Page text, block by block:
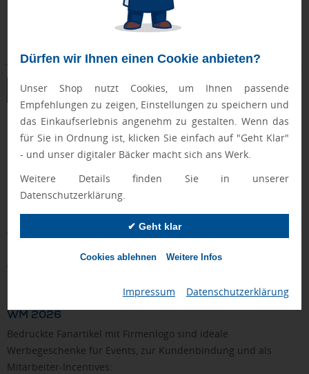
Dürfen wir Ihnen einen Cookie anbieten?
Unser Shop nutzt Cookies, um Ihnen passende
Empfehlungen zu zeigen, Einstellungen zu speichern und
das Einkaufserlebnis angenehm zu gestalten. Wenn das
für Sie in Ordnung ist, klicken Sie einfach auf "Geht Klar"
- und unser digitaler Bäcker macht sich ans Werk.
Weitere Details finden Sie in unserer
Datenschutzerklärung.
✔ Geht klar
Cookies ablehnen Weitere Infos
Impressum Datenschutzerklärung
1 3 4
Ob Public Viewing, Firmenevent oder Fanclub: Mit individuell
unvergessliches WM-Erlebnis. Von Fanzone übers Match bis
hin zur Feier – setzen Sie auf hochwertige Fan-Werbeartikel, die
Teamgeist, stärken Sie Ihre Marke und begeistern Sie Ihre
Kunden mit personalisierten Fanartikeln zur Fußball-
Fan-Werbeartikel – die perfekten Geschenke für die
WM 2026
Bedruckte Fanartikel mit Firmenlogo sind ideale
Werbegeschenke für Events, zur Kundenbindung und als
Mitarbeiter-Incentives: